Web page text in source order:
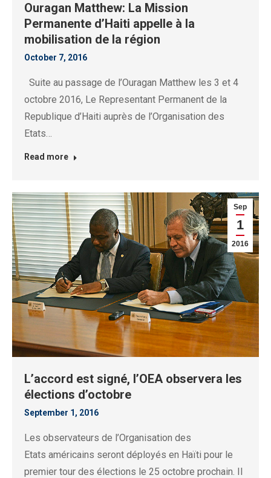
Ouragan Matthew: La Mission
Permanente d’Haiti appelle à la
mobilisation de la région
October 7, 2016
Suite au passage de l’Ouragan Matthew les 3 et 4
octobre 2016, Le Representant Permanent de la
Republique d’Haiti auprès de l’Organisation des
Etats…
Read more
Sep
1
2016
L’accord est signé, l’OEA observera les
élections d’octobre
September 1, 2016
Les observateurs de l’Organisation des
Etats américains seront déployés en Haïti pour le
premier tour des élections le 25 octobre prochain. Il